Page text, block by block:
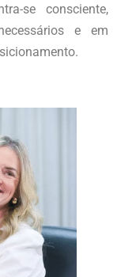
se consciente,
e em